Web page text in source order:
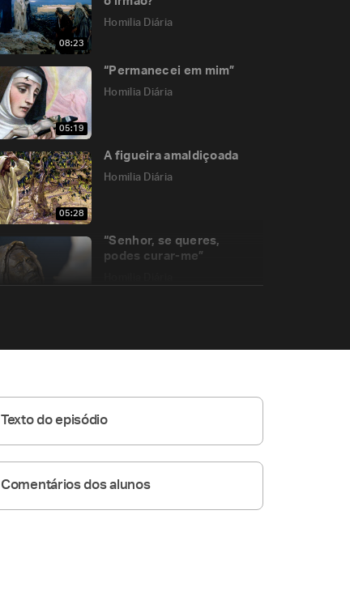
08:23
Homilia Diária
05:19
“Permanecei em mim”
Homilia Diária
05:28
A figueira amaldiçoada
Homilia Diária
“Senhor, se queres,
podes curar-me”
Texto do episódio
Comentários dos alunos